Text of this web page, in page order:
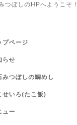
つぼしのHPへようこそ！
プページ
らせ
みつぼしの鯛めし
せいろ(たこ飯)
ュー